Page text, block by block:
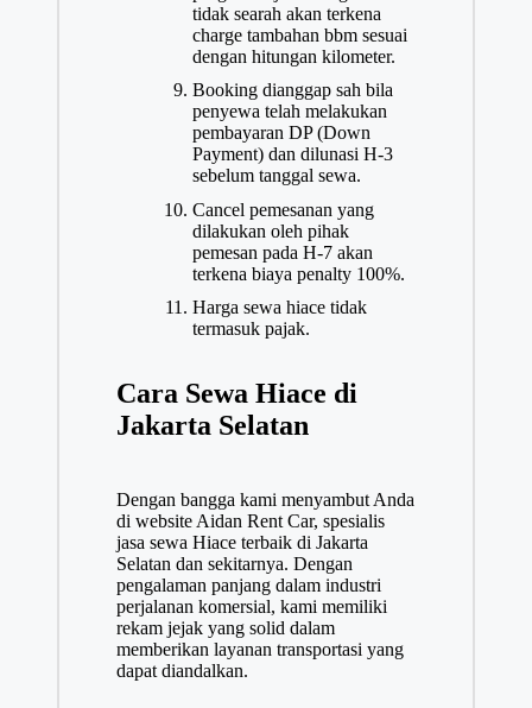
tidak searah akan terkena
charge tambahan bbm sesuai
dengan hitungan kilometer.
Booking dianggap sah bila
penyewa telah melakukan
pembayaran DP (Down
Payment) dan dilunasi H-3
sebelum tanggal sewa.
Cancel pemesanan yang
dilakukan oleh pihak
pemesan pada H-7 akan
terkena biaya penalty 100%.
Harga sewa hiace tidak
termasuk pajak.
Cara Sewa Hiace di
Jakarta Selatan
Dengan bangga kami menyambut Anda
di website Aidan Rent Car, spesialis
jasa sewa Hiace terbaik di Jakarta
Selatan dan sekitarnya. Dengan
pengalaman panjang dalam industri
perjalanan komersial, kami memiliki
rekam jejak yang solid dalam
memberikan layanan transportasi yang
dapat diandalkan.